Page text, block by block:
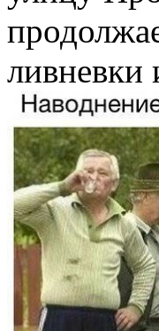
ливневки